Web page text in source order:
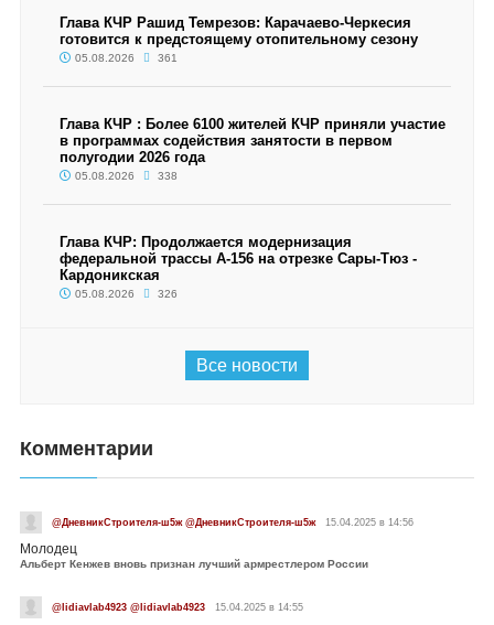
Глава КЧР Рашид Темрезов: Карачаево-Черкесия
готовится к предстоящему отопительному сезону
05.08.2026 361
Глава КЧР : Более 6100 жителей КЧР приняли участие
в программах содействия занятости в первом
полугодии 2026 года
05.08.2026 338
Глава КЧР: Продолжается модернизация
федеральной трассы А-156 на отрезке Сары-Тюз -
Кардоникская
05.08.2026 326
Все новости
Комментарии
@ДневникСтроителя-ш5ж @ДневникСтроителя-ш5ж 15.04.2025 в 14:56
Молодец
Альберт Кенжев вновь признан лучший армрестлером России
@lidiavlab4923 @lidiavlab4923 15.04.2025 в 14:55